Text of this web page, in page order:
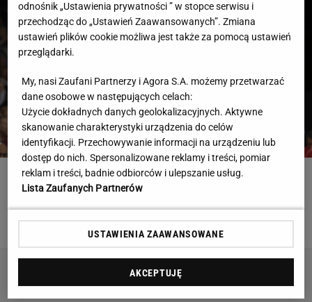
Brat Grbicia radzi mu nie wracać do Serbii. "To
przerażające"
SIATKÓWKA
odnośnik „Ustawienia prywatności ” w stopce serwisu i
przechodząc do „Ustawień Zaawansowanych”. Zmiana
ustawień plików cookie możliwa jest także za pomocą ustawień
przeglądarki.
My, nasi Zaufani Partnerzy i Agora S.A. możemy przetwarzać
dane osobowe w następujących celach:
Użycie dokładnych danych geolokalizacyjnych. Aktywne
skanowanie charakterystyki urządzenia do celów
identyfikacji. Przechowywanie informacji na urządzeniu lub
dostęp do nich. Spersonalizowane reklamy i treści, pomiar
reklam i treści, badnie odbiorców i ulepszanie usług.
Lista Zaufanych Partnerów
USTAWIENIA ZAAWANSOWANE
AKCEPTUJĘ